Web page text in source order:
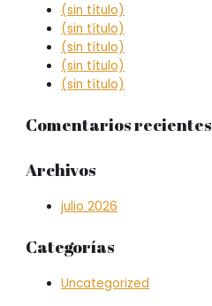
(sin título)
(sin título)
(sin título)
(sin título)
(sin título)
Comentarios recientes
Archivos
julio 2026
Categorías
Uncategorized